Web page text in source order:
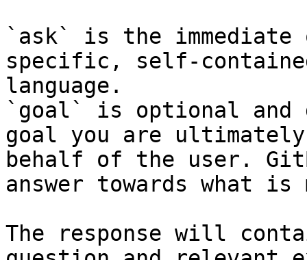
`ask` is the
specific, self-
language.
`goal` is optional and
goal you are
behalf of the user.
answer towards what
The response will